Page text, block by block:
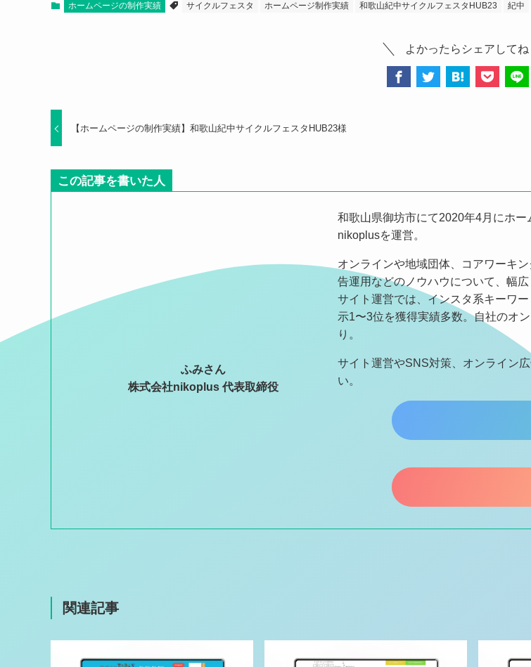
ホームページの制作実績 サイクルフェスタ ホームページ制作実績 和歌山紀中サイクルフェスタHUB23 紀中
よかったらシェアしてね
【ホームページの制作実績】和歌山紀中サイクルフェスタHUB23様
この記事を書いた人
ふみさん
株式会社nikoplus 代表取締役
和歌山県御坊市にて2020年4月にホ
nikoplusを運営。
オンラインや地域団体、コアワーキ
告運用などのノウハウについて、幅広
サイト運営では、インスタ系キーワ
示1〜3位を獲得実績多数。自社のオ
り。
サイト運営やSNS対策、オンライン
い。
関連記事